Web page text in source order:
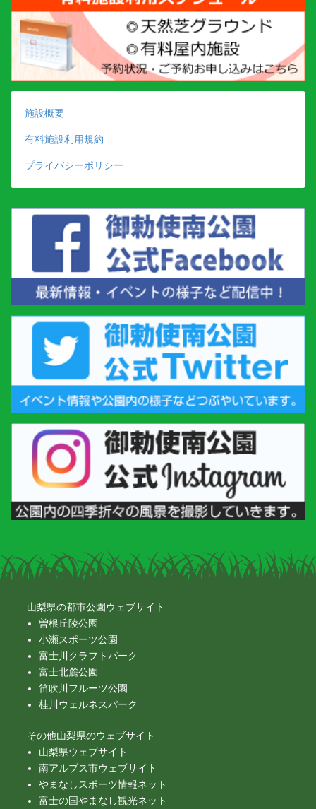
施設概要
有料施設利用規約
プライバシーポリシー
山梨県の都市公園ウェブサイト
曽根丘陵公園
小瀬スポーツ公園
富士川クラフトパーク
富士北麓公園
笛吹川フルーツ公園
桂川ウェルネスパーク
その他山梨県のウェブサイト
山梨県ウェブサイト
南アルプス市ウェブサイト
やまなしスポーツ情報ネット
富士の国やまなし観光ネット